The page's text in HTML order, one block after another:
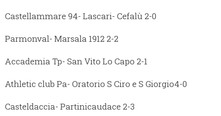
Castellammare 94- Lascari- Cefalù 2-0
Parmonval- Marsala 1912 2-2
Accademia Tp- San Vito Lo Capo 2-1
Athletic club Pa- Oratorio S Ciro e S Giorgio4-0
Casteldaccia- Partinicaudace 2-3